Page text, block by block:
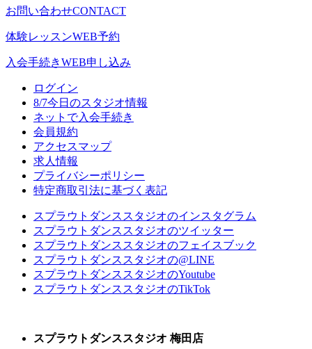
お問い合わせCONTACT
体験レッスンWEB予約
入会手続きWEB申し込み
ログイン
8/7今日のスタジオ情報
ネットで入会手続き
会員規約
アクセスマップ
求人情報
プライバシーポリシー
特定商取引法に基づく表記
スプラウトダンススタジオのインスタグラム
スプラウトダンススタジオのツイッター
スプラウトダンススタジオのフェイスブック
スプラウトダンススタジオの@LINE
スプラウトダンススタジオのYoutube
スプラウトダンススタジオのTikTok
スプラウトダンススタジオ 梅田店